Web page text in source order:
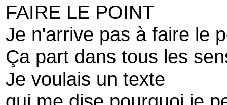
FAIRE LE POINT
Je n'arrive pas à faire le
Ça part dans tous les
Je voulais un texte